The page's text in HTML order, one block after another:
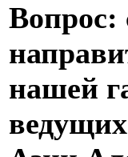
Вопрос:
нашей